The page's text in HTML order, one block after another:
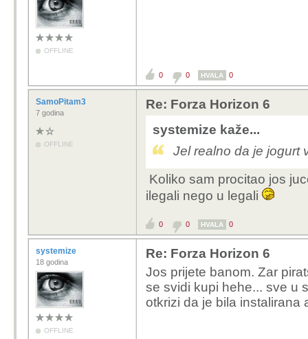
OFFLINE
0 0 HVALA 0
SamoPitam3
7 godina
OFFLINE
Re: Forza Horizon 6
systemize kaže...
Jel realno da je jogurt
Koliko sam procitao jos
ilegali nego u legali
0 0 HVALA 0
systemize
18 godina
OFFLINE
Re: Forza Horizon 6
Jos prijete banom. Zar
se svidi kupi hehe... sve u
otkrizi da je bila instalirana